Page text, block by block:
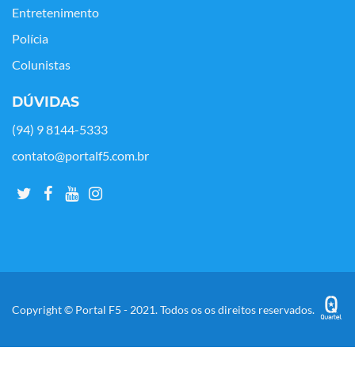
Entretenimento
Polícia
Colunistas
DÚVIDAS
(94) 9 8144-5333
contato@portalf5.com.br
Copyright © Portal F5 - 2021. Todos os os direitos reservados.